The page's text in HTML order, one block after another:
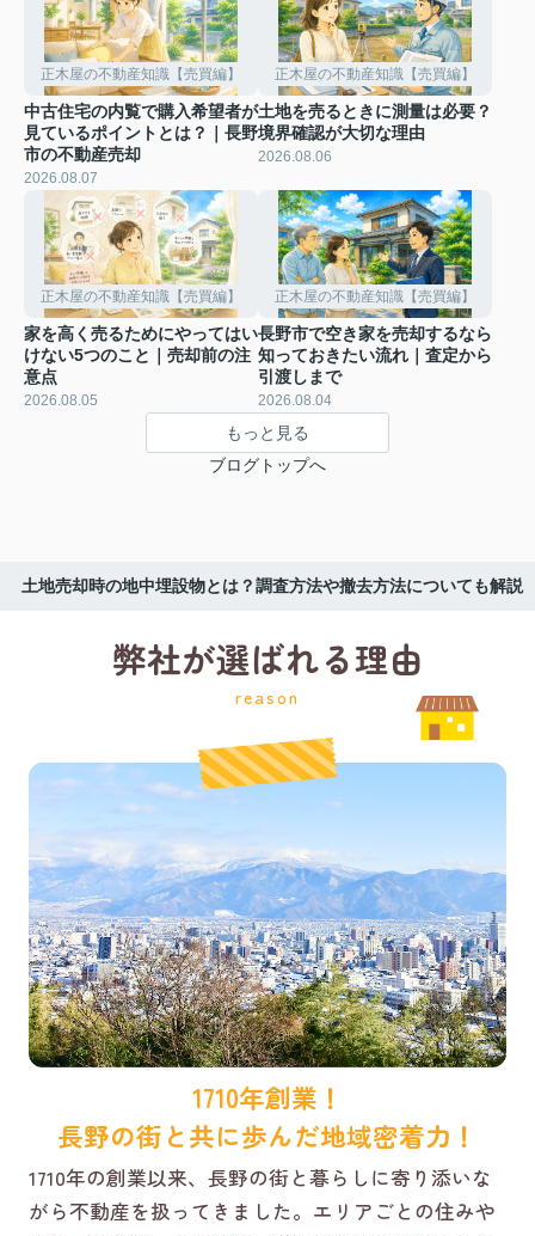
正木屋の不動産知識【売買編】
中古住宅の内覧で購入希望者が
見ているポイントとは？｜長野
市の不動産売却
2026.08.07
正木屋の不動産知識【売買編】
土地を売るときに測量は必要？
境界確認が大切な理由
2026.08.06
正木屋の不動産知識【売買編】
家を高く売るためにやってはい
けない5つのこと｜売却前の注
意点
2026.08.05
正木屋の不動産知識【売買編】
長野市で空き家を売却するなら
知っておきたい流れ｜査定から
引渡しまで
2026.08.04
もっと見る
ブログトップへ
土地売却時の地中埋設物とは？調査方法や撤去方法についても解説
弊社が選ばれる理由
reason
1710年創業！
長野の街と共に歩んだ地域密着力！
1710年の創業以来、長野の街と暮らしに寄り添いな
がら不動産を扱ってきました。エリアごとの住みや